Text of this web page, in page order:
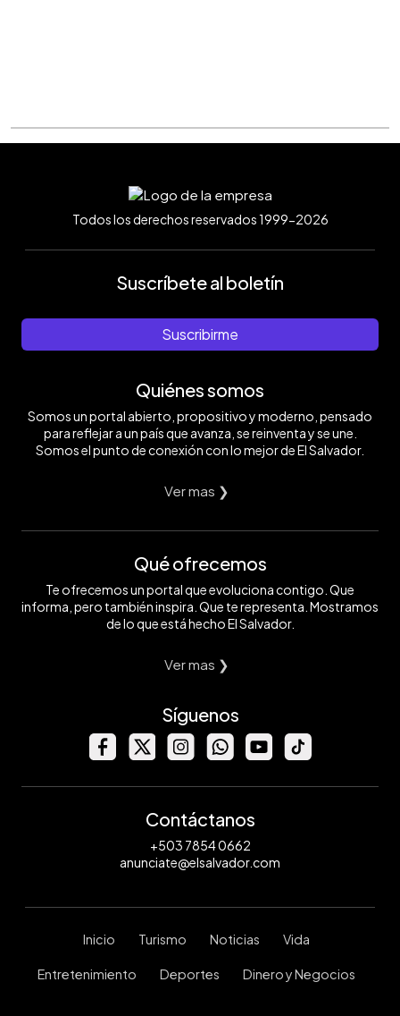
Todos los derechos reservados 1999-2026
Suscríbete al boletín
Suscribirme
Quiénes somos
Somos un portal abierto, propositivo y moderno, pensado
para reflejar a un país que avanza, se reinventa y se une.
Somos el punto de conexión con lo mejor de El Salvador.
Ver mas ❯
Qué ofrecemos
Te ofrecemos un portal que evoluciona contigo. Que
informa, pero también inspira. Que te representa. Mostramos
de lo que está hecho El Salvador.
Ver mas ❯
Síguenos
Contáctanos
+503 7854 0662
anunciate@elsalvador.com
Inicio Turismo Noticias Vida
Entretenimiento Deportes Dinero y Negocios